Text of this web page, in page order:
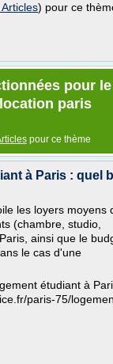
) pour ce
pour
paris
pour ce thème
à Paris : quel
les loyers moyens
(chambre, studio,
ainsi que le
le cas d'une
étudiant à
paris-75/